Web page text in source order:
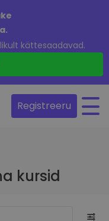
kättesaadavad.
Registreeru
kursid